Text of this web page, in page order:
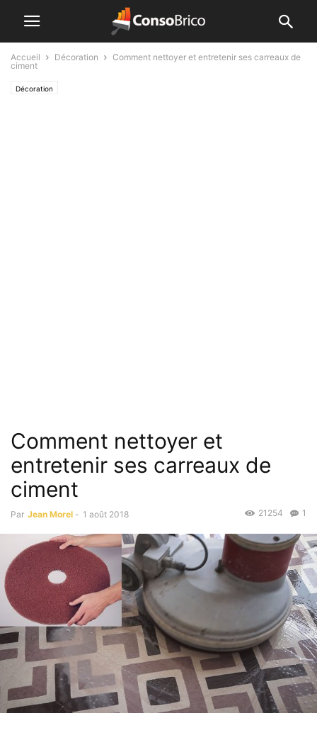
Accueil Décoration
Comment nettoyer et entretenir ses carreaux de
ciment
Décoration
Comment nettoyer et
entretenir ses carreaux de
ciment
Par Jean Morel - 1 août 2018 1
21254